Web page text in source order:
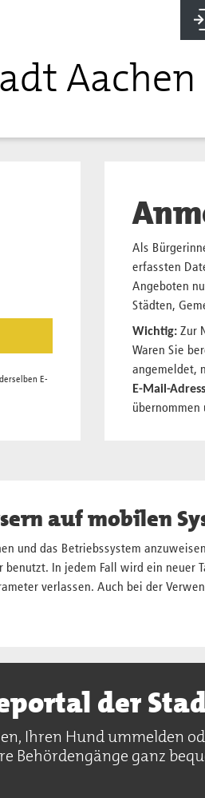
Aachen
E-
Als
erfassten
Angeboten
Städten,
Wichtig: Zur
Waren Sie
angemeldet,
E-Mail-
übernommen
auf mobilen
und das Betriebssystem
In jedem Fall wird ein neuer
verlassen. Auch bei der
der
Ihren Hund ummelden
Behördengänge ganz